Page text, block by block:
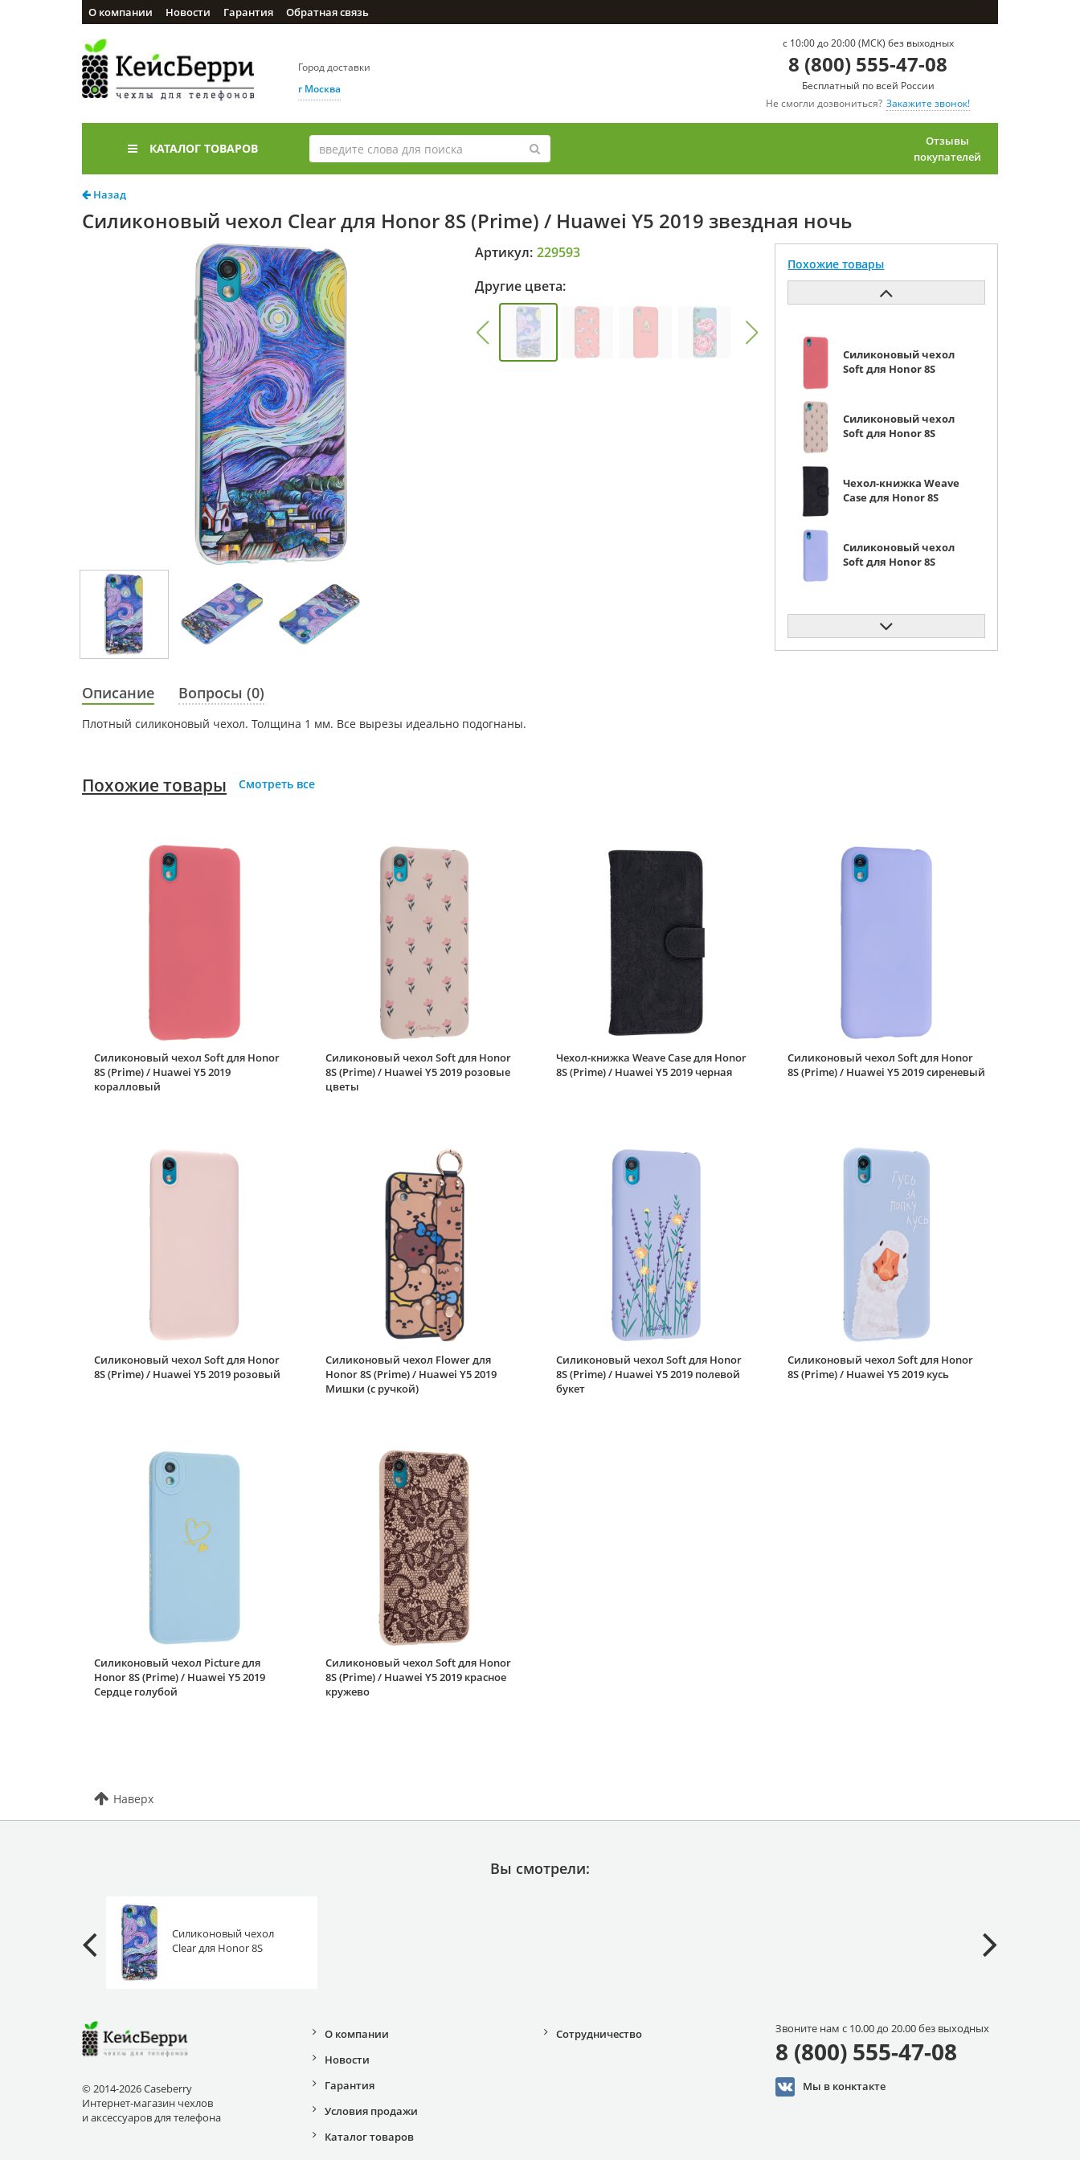
О компании Новости Гарантия Обратная связь
Город доставки
г Москва
c 10:00 до 20:00 (МСК) без выходных
8 (800) 555-47-08
Бесплатный по всей России
Не смогли дозвониться? Закажите звонок!
КАТАЛОГ ТОВАРОВ
Отзывы
покупателей
Назад
Силиконовый чехол Clear для Honor 8S (Prime) / Huawei Y5 2019 звездная ночь
Артикул: 229593
Другие цвета:
Похожие товары
Силиконовый чехол
Soft для Honor 8S
Силиконовый чехол
Soft для Honor 8S
Чехол-книжка Weave
Case для Honor 8S
Силиконовый чехол
Soft для Honor 8S
Силиконовый чехол
Soft для Honor 8S
(Prime) / Huawei Y5
2019 розовый
2019 кусь
Силиконовый чехол
Picture для Honor 8S
Описание Вопросы (0)
Плотный силиконовый чехол. Толщина 1 мм. Все вырезы идеально подогнаны.
Похожие товары Смотреть все
Силиконовый чехол Soft для Honor
8S (Prime) / Huawei Y5 2019
коралловый
Силиконовый чехол Soft для Honor
8S (Prime) / Huawei Y5 2019 розовые
цветы
Чехол-книжка Weave Case для Honor
8S (Prime) / Huawei Y5 2019 черная
Силиконовый чехол Soft для Honor
8S (Prime) / Huawei Y5 2019 сиреневый
Силиконовый чехол Soft для Honor
8S (Prime) / Huawei Y5 2019 розовый
Силиконовый чехол Flower для
Honor 8S (Prime) / Huawei Y5 2019
Мишки (с ручкой)
Силиконовый чехол Soft для Honor
8S (Prime) / Huawei Y5 2019 полевой
букет
Силиконовый чехол Soft для Honor
8S (Prime) / Huawei Y5 2019 кусь
Силиконовый чехол Picture для
Honor 8S (Prime) / Huawei Y5 2019
Сердце голубой
Силиконовый чехол Soft для Honor
8S (Prime) / Huawei Y5 2019 красное
кружево
Наверх
Вы смотрели:
Силиконовый чехол
Clear для Honor 8S
© 2014-2026 Caseberry
Интернет-магазин чехлов
и аксессуаров для телефона
О компании
Новости
Гарантия
Условия продажи
Каталог товаров
Сотрудничество Звоните нам с 10.00 до 20.00 без выходных
8 (800) 555-47-08
Мы в конктакте